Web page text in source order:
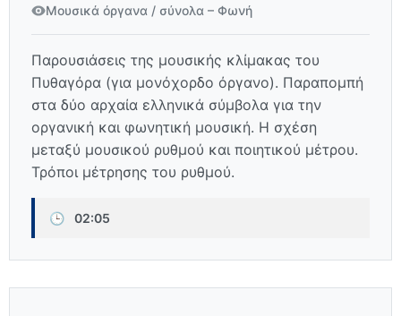
Μουσικά όργανα / σύνολα – Φωνή
Παρουσιάσεις της μουσικής κλίμακας του
Πυθαγόρα (για μονόχορδο όργανο). Παραπομπή
στα δύο αρχαία ελληνικά σύμβολα για την
οργανική και φωνητική μουσική. Η σχέση
μεταξύ μουσικού ρυθμού και ποιητικού μέτρου.
Τρόποι μέτρησης του ρυθμού.
🕒 02:05